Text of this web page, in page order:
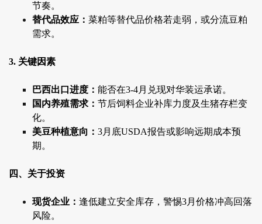
节奏。
替代品效应： 菜粕等替代品价格若走弱，或分流豆粕
需求。
3. 关键因素
巴西出口进度： 能否在3-4月兑现对华装运承诺。
国内养殖需求： 节后饲料企业补库力度及生猪存栏变
化。
美豆种植意向： 3月底USDA报告或影响远期成本预
期。
四、关于投资
现货企业： 逢低建立安全库存，警惕3月价格冲高回落
风险。